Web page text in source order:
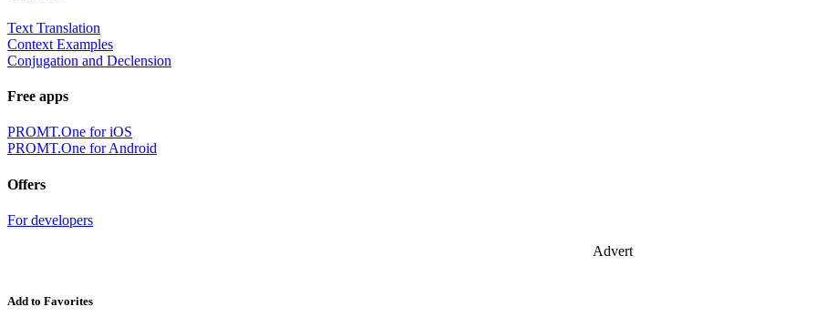
Text Translation
Context Examples
Conjugation and Declension
Free apps
PROMT.One for iOS
PROMT.One for Android
Offers
For developers
Advert
Add to Favorites